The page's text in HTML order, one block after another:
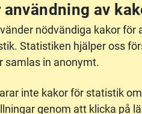
användning av
nödvändiga kakor
Statistiken hjälper oss
samlas in anonymt.
inte kakor för statistik
genom att klicka på
webbplatsen